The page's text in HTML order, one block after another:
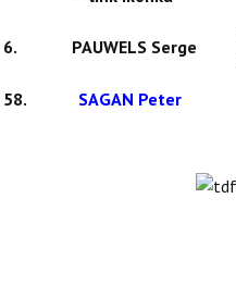
6. PAUWELS Serge
58. SAGAN Peter